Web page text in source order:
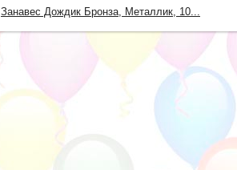
Занавес Дождик Бронза, Металлик, 10...